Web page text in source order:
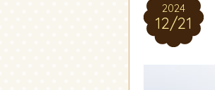
2024
12/21
2024
12/21